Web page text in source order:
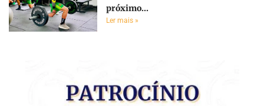
próximo...
Ler mais »